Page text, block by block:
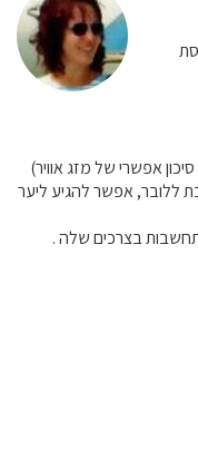
אפשרי של מזג אוויר)
ללובר, אפשר להגיע ליער
בצרכים שלה .